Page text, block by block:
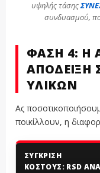
υψηλής τάσης
συνδυασμού,
ΦΆΣΗ 4: Η
ΑΠΌΔΕΙΞΗ
ΥΛΙΚΏΝ
Ας
ποικίλλουν, η
ΣΎΓΚΡΙΣΗ
ΚΌΣΤΟΥΣ: RSD ΑΝΆ